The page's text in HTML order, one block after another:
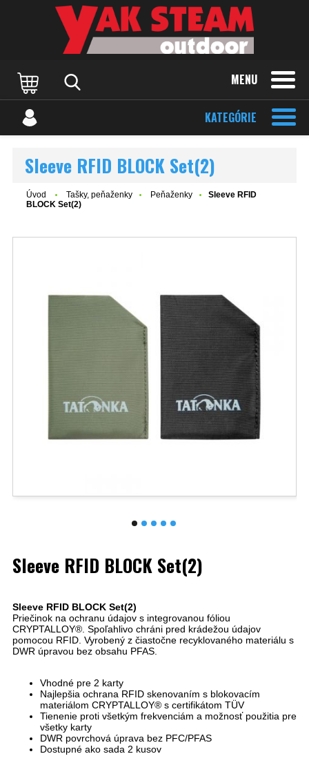
MENU
KATEGÓRIE
Sleeve RFID BLOCK Set(2)
Úvod Tašky, peňaženky Peňaženky
Sleeve RFID
BLOCK Set(2)
Sleeve RFID BLOCK Set(2)
Sleeve RFID BLOCK Set(2)
Priečinok na ochranu údajov s integrovanou fóliou
CRYPTALLOY®. Spoľahlivo chráni pred krádežou údajov
pomocou RFID. Vyrobený z čiastočne recyklovaného materiálu s
DWR úpravou bez obsahu PFAS.
Vhodné pre 2 karty
Najlepšia ochrana RFID skenovaním s blokovacím
materiálom CRYPTALLOY® s certifikátom TÜV
Tienenie proti všetkým frekvenciám a možnosť použitia pre
všetky karty
DWR povrchová úprava bez PFC/PFAS
Dostupné ako sada 2 kusov